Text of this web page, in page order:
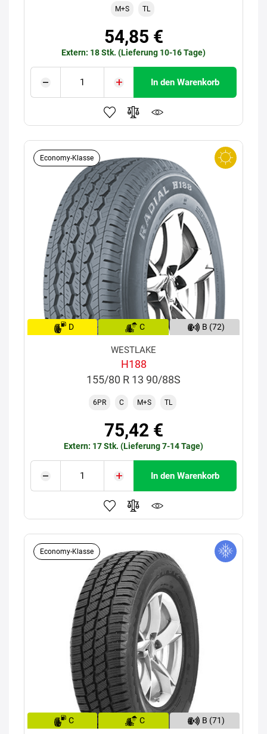
M+S TL
54,85 €
Extern: 18 Stk. (Lieferung 10-16 Tage)
In den Warenkorb
Economy-Klasse
D C B (72)
WESTLAKE
H188
155/80 R 13 90/88S
6PR C M+S TL
75,42 €
Extern: 17 Stk. (Lieferung 7-14 Tage)
In den Warenkorb
Economy-Klasse
C C B (71)